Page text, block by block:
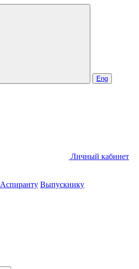
Eng
Личный кабинет
Аспиранту Выпускнику